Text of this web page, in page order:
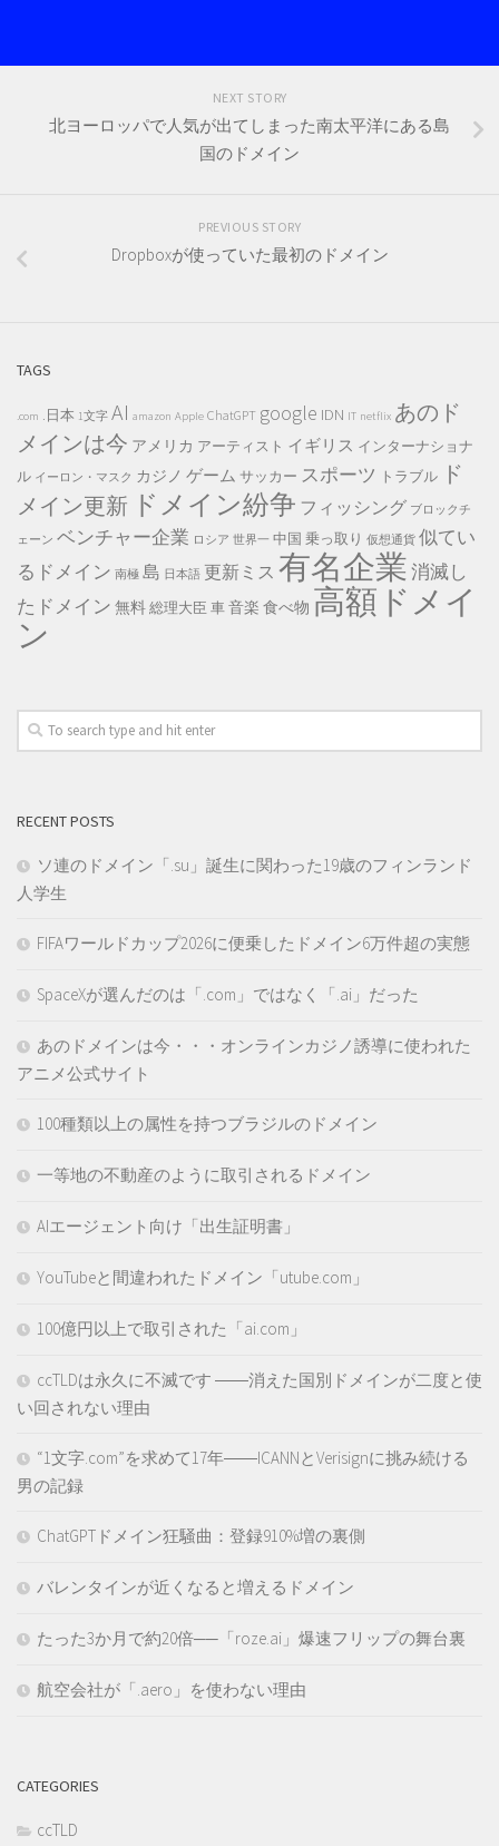
NEXT STORY
北ヨーロッパで人気が出てしまった南太平洋にある島
国のドメイン
PREVIOUS STORY
Dropboxが使っていた最初のドメイン
TAGS
.com .日本 1文字 AI amazon Apple ChatGPT google IDN IT netflix あのド
メインは今 アメリカ アーティスト イギリス インターナショナ
ル イーロン・マスク カジノ ゲーム サッカー スポーツ トラブル
ド
メイン更新 ドメイン紛争 フィッシング ブロックチ
ェーン ベンチャー企業 ロシア 世界一 中国 乗っ取り 仮想通貨 似てい
るドメイン 南極 島 日本語 更新ミス 有名企業消滅し
たドメイン 無料 総理大臣 車 音楽 食べ物 高額ドメイ
ン
RECENT POSTS
ソ連のドメイン「.su」誕生に関わった19歳のフィンランド
人学生
FIFAワールドカップ2026に便乗したドメイン6万件超の実態
SpaceXが選んだのは「.com」ではなく「.ai」だった
あのドメインは今・・・オンラインカジノ誘導に使われた
アニメ公式サイト
100種類以上の属性を持つブラジルのドメイン
一等地の不動産のように取引されるドメイン
AIエージェント向け「出生証明書」
YouTubeと間違われたドメイン「utube.com」
100億円以上で取引された「ai.com」
ccTLDは永久に不滅です ――消えた国別ドメインが二度と使
い回されない理由
“1文字.com”を求めて17年――ICANNとVerisignに挑み続ける
男の記録
ChatGPTドメイン狂騒曲：登録910%増の裏側
バレンタインが近くなると増えるドメイン
たった3か月で約20倍──「roze.ai」爆速フリップの舞台裏
航空会社が「.aero」を使わない理由
CATEGORIES
ccTLD